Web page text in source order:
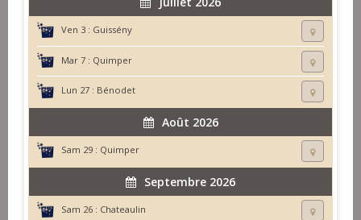
Ven 3 : Guissény
Mar 7 : Quimper
Lun 27 : Bénodet
Août 2026
Sam 29 : Quimper
Septembre 2026
Sam 26 : Chateaulin